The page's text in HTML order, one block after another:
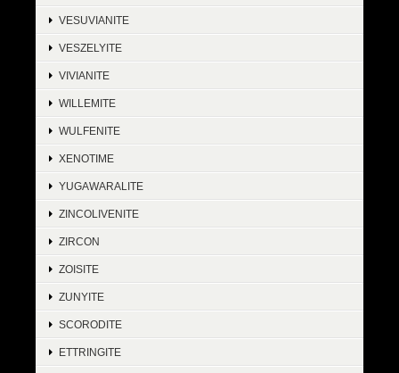
VESUVIANITE
VESZELYITE
VIVIANITE
WILLEMITE
WULFENITE
XENOTIME
YUGAWARALITE
ZINCOLIVENITE
ZIRCON
ZOISITE
ZUNYITE
SCORODITE
ETTRINGITE